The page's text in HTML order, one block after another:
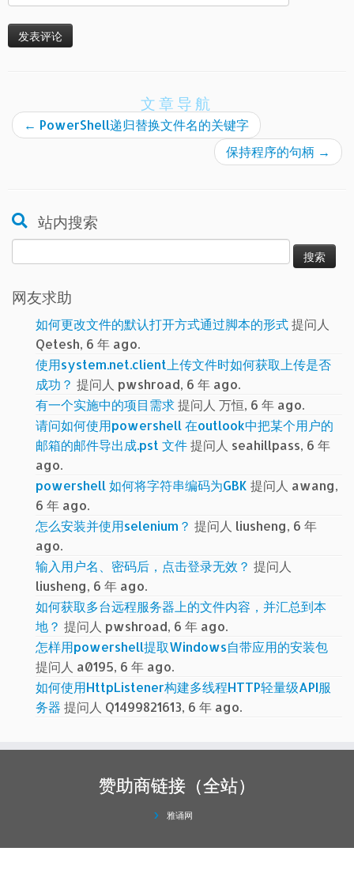
文章导航
← PowerShell递归替换文件名的关键字
保持程序的句柄 →
站内搜索
索：
网友求助
如何更改文件的默认打开方式通过脚本的形式提问人
Qetesh, 6 年 ago.
使用system.net.client上传文件时如何获取上传是否
成功？ 提问人 pwshroad, 6 年 ago.
有一个实施中的项目需求提问人 万恒, 6 年 ago.
请问如何使用powershell 在outlook中把某个用户的
邮箱的邮件导出成.pst 文件提问人 seahillpass, 6 年
ago.
powershell 如何将字符串编码为GBK 提问人 awang,
6 年 ago.
怎么安装并使用selenium？ 提问人 liusheng, 6 年
ago.
输入用户名、密码后，点击登录无效？ 提问人
liusheng, 6 年 ago.
如何获取多台远程服务器上的文件内容，并汇总到本
地？ 提问人 pwshroad, 6 年 ago.
怎样用powershell提取Windows自带应用的安装包
提问人 a0195, 6 年 ago.
如何使用HttpListener构建多线程HTTP轻量级API服
务器 提问人 Q1499821613, 6 年 ago.
赞助商链接（全站）
雅诵网